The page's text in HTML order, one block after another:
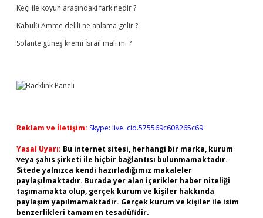
Keçi ile koyun arasındaki fark nedir ?
Kabulü Amme delili ne anlama gelir ?
Solante güneş kremi İsrail malı mı ?
Reklam ve İletişim: Skype: live:.cid.575569c608265c69
Yasal Uyarı: Bu internet sitesi, herhangi bir marka, kurum
veya şahıs şirketi ile hiçbir bağlantısı bulunmamaktadır.
Sitede yalnızca kendi hazırladığımız makaleler
paylaşılmaktadır. Burada yer alan içerikler haber niteliği
taşımamakta olup, gerçek kurum ve kişiler hakkında
paylaşım yapılmamaktadır. Gerçek kurum ve kişiler ile isim
benzerlikleri tamamen tesadüfidir.